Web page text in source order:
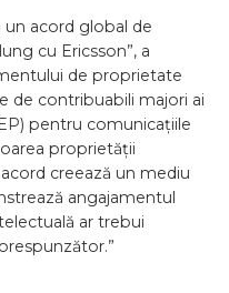
un acord global de
cu Ericsson”, a
de proprietate
de contribuabili majori ai
pentru comunicațiile
proprietății
creează un mediu
angajamentul
ar trebui